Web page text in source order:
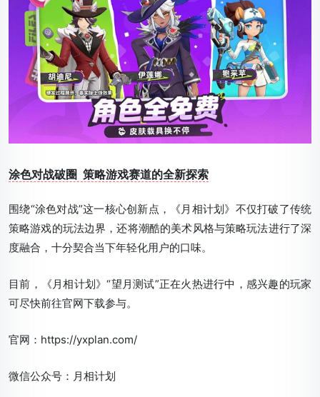
涂色对战破圈 策略游戏赛道的全新探索
围绕“涂色对战”这一核心创新点，《月相计划》不仅打破了传统
策略游戏的玩法边界，还将潮酷的美术风格与策略玩法进行了深
度融合，十分契合当下年轻化用户的口味。
目前，《月相计划》“望月测试”正在火热进行中，感兴趣的玩家
可尽快前往官网下载参与。
官网：https://yxplan.com/
微信公众号：月相计划